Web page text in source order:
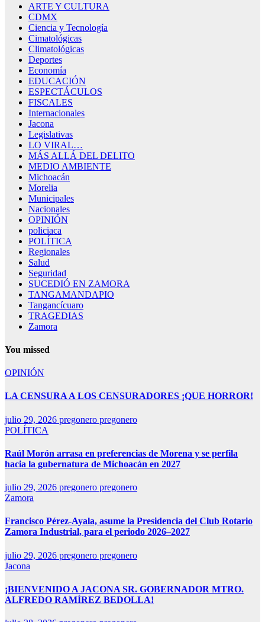
ARTE Y CULTURA
CDMX
Ciencia y Tecnología
Cimatológicas
Climatológicas
Deportes
Economía
EDUCACIÓN
ESPECTÁCULOS
FISCALES
Internacionales
Jacona
Legislativas
LO VIRAL…
MÁS ALLÁ DEL DELITO
MEDIO AMBIENTE
Michoacán
Morelia
Municipales
Nacionales
OPINIÓN
policiaca
POLÍTICA
Regionales
Salud
Seguridad
SUCEDIÓ EN ZAMORA
TANGAMANDAPIO
Tangancícuaro
TRAGEDIAS
Zamora
You missed
OPINIÓN
LA CENSURA A LOS CENSURADORES ¡QUE HORROR!
julio 29, 2026 pregonero pregonero
POLÍTICA
Raúl Morón arrasa en preferencias de Morena y se perfila
hacia la gubernatura de Michoacán en 2027
julio 29, 2026 pregonero pregonero
Zamora
Francisco Pérez-Ayala, asume la Presidencia del Club Rotario
Zamora Industrial, para el periodo 2026–2027
julio 29, 2026 pregonero pregonero
Jacona
¡BIENVENIDO A JACONA SR. GOBERNADOR MTRO.
ALFREDO RAMÍREZ BEDOLLA!